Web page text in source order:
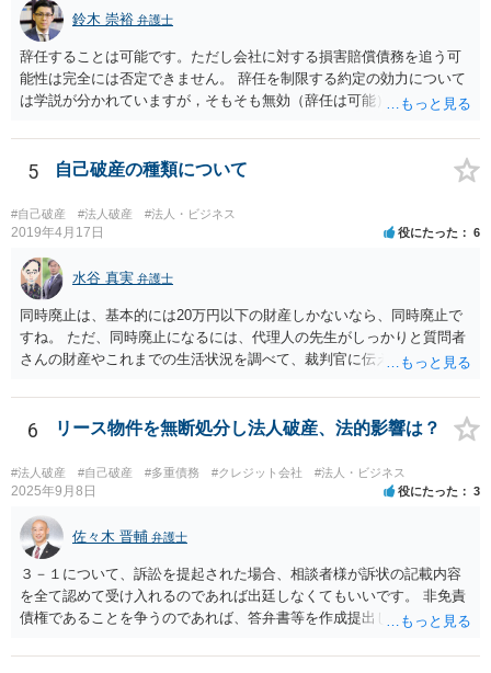
鈴木 崇裕 弁護士
辞任することは可能です。ただし会社に対する損害賠償債務を追う可
能性は完全には否定できません。 辞任を制限する約定の効力について
は学説が分かれていますが，そもそも無効（辞任は可能）と考える説
る可能性があると考える説が有力です。 ただし，いずれの説をとった
場合でも，会社にとって「不利な時期」に辞任したときは，「やむを
得ない事由」がない限り，会社の損害を賠償しなければならなくなり
ます。 健康上の理由は「やむを得ない事由」の典型ですが，程度によ
って異なります。 子会社の代表取締役が辞任を認めてくれるのであれ
必要ありません。 なお，子会社の代表取締役には，取締役辞任の登記
をしてもらわなければなりません。 親会社が株主代表訴訟を提起する
ことは理論上可能ですが，あなたに対して追及できる責任は，あなた
自身が会社に対して追う責任（例えば任務懈怠責任）の範囲に留まり
ます。子会社の負債をあなたに負わせることはできません。 実際上問
いてくれないと，辞任の登記をするためには，最終的には訴訟を提起
5 自己破産の種類について
#自己破産 #法人破産 #法人・ビジネス
2019年4月17日 役にたった 6
水谷 真実 弁護士
同時廃止は、基本的には20万円以下の財産しかないなら、同時廃止で
すね。 ただ、同時廃止になるには、代理人の先生がしっかりと質問者
さんの財産やこれまでの生活状況を調べて、裁判官に伝える必要があ
して、代理人の先生が同時廃止でいけるというなら、同時廃止になる
でしょう。
6 リース物件を無断処分し法人破産、法的影響は？
#法人破産 #自己破産 #多重債務 #クレジット会社 #法人・ビジネス
2025年9月8日 役にたった 3
佐々木 晋輔 弁護士
３－１について、訴訟を提起された場合、相談者様が訴状の記載内容
を全て認めて受け入れるのであれば出廷しなくてもいいです。 非免責
債権であることを争うのであれば、答弁書等を作成提出して反論しな
した弁護士が受ける場合でも、弁護士費用は別途必要になると思いま